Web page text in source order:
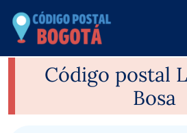
contenido
Código postal
Bosa